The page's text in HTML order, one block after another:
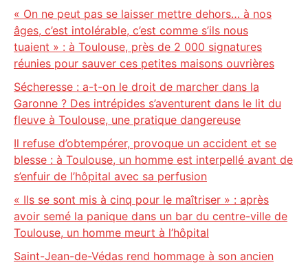
« On ne peut pas se laisser mettre dehors… à nos
âges, c’est intolérable, c’est comme s’ils nous
tuaient » : à Toulouse, près de 2 000 signatures
réunies pour sauver ces petites maisons ouvrières
Sécheresse : a-t-on le droit de marcher dans la
Garonne ? Des intrépides s’aventurent dans le lit du
fleuve à Toulouse, une pratique dangereuse
Il refuse d’obtempérer, provoque un accident et se
blesse : à Toulouse, un homme est interpellé avant de
s’enfuir de l’hôpital avec sa perfusion
« Ils se sont mis à cinq pour le maîtriser » : après
avoir semé la panique dans un bar du centre-ville de
Toulouse, un homme meurt à l’hôpital
Saint-Jean-de-Védas rend hommage à son ancien